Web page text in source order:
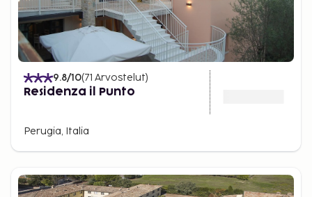
9.8/10(71 Arvostelut)
Residenza il Punto
Perugia, Italia